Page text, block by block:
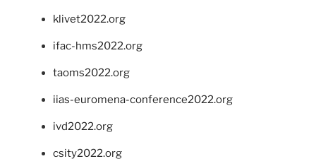
klivet2022.org
ifac-hms2022.org
taoms2022.org
iias-euromena-conference2022.org
ivd2022.org
csity2022.org